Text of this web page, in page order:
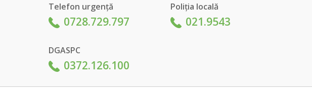
Telefon urgență
0728.729.797
Poliția locală
021.9543
DGASPC
0372.126.100